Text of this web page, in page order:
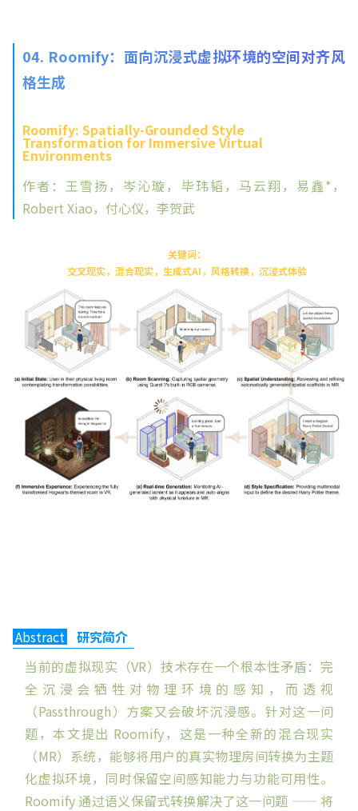
04. Roomify：面向沉浸式虚拟环境的空间对齐风
格生成
Roomify: Spatially-Grounded Style
Transformation for Immersive Virtual
Environments
作者：王雪扬，岑沁璇，毕玮韬，马云翔，易鑫*，
Robert Xiao，付心仪，李贺武
关键词：
交叉现实，混合现实，生成式AI，风格转换，沉浸式体验
Abstract
研究简介
当前的虚拟现实（VR）技术存在一个根本性矛盾：完
全沉浸会牺牲对物理环境的感知，而透视
（Passthrough）方案又会破坏沉浸感。针对这一问
题，本文提出 Roomify，这是一种全新的混合现实
（MR）系统，能够将用户的真实物理房间转换为主题
化虚拟环境，同时保留空间感知能力与功能可用性。
Roomify 通过语义保留式转换解决了这一问题 —— 将